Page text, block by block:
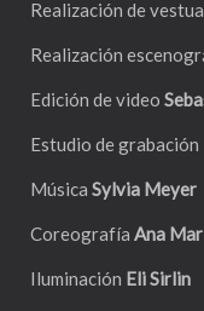
Realización de
Realización
Edición de video
Estudio de grabación
Música Sylvia Meyer
Coreografía Ana
Iluminación Eli Sirlin